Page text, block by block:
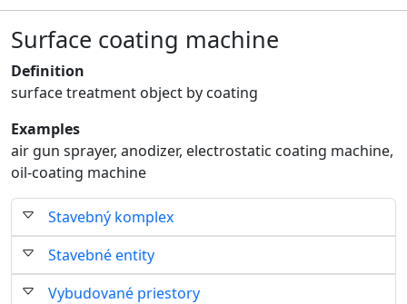
Stavebný komplex
Stavebné entity
Vybudované priestory
Surface coating machine
Definition
surface treatment object by coating
Examples
air gun sprayer, anodizer, electrostatic coating machine,
oil-coating machine